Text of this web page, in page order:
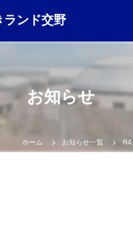
ランド交野
お知らせ
ホーム お知らせ一覧